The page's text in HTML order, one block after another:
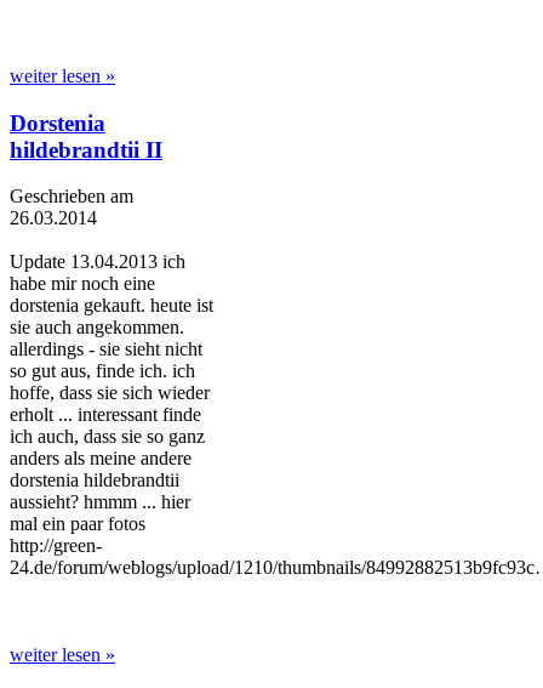
weiter lesen »
Dorstenia
hildebrandtii II
Geschrieben am
26.03.2014
Update 13.04.2013 ich
habe mir noch eine
dorstenia gekauft. heute ist
sie auch angekommen.
allerdings - sie sieht nicht
so gut aus, finde ich. ich
hoffe, dass sie sich wieder
erholt ... interessant finde
ich auch, dass sie so ganz
anders als meine andere
dorstenia hildebrandtii
aussieht? hmmm ... hier
mal ein paar fotos
http://green-
24.de/forum/weblogs/upload/1210/thumbnails/
weiter lesen »